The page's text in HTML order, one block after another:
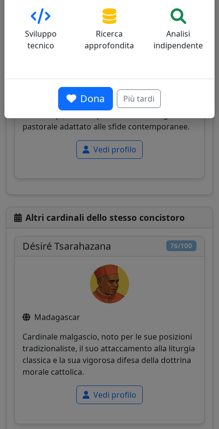
35/100
Grzegorz Ryś
Cardinale polacco, arcivescovo di Łódź, noto
per il suo equilibrio tra fedeltà alla tradizione
pastorale adattato alle sfide contemporanee.
Vedi profilo
Altri cardinali dello stesso concistoro
76/100
Désiré Tsarahazana
Madagascar
Cardinale malgascio, noto per le sue posizioni
tradizionaliste, il suo attaccamento alla liturgia
classica e la sua vigorosa difesa della dottrina
morale cattolica.
Vedi profilo
Sviluppo
tecnico
Ricerca
approfondita
Analisi
indipendente
Dona Più tardi